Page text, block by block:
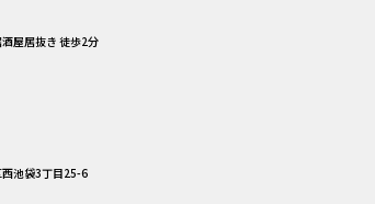
屋居抜き 徒歩2分
池袋3丁目25-6